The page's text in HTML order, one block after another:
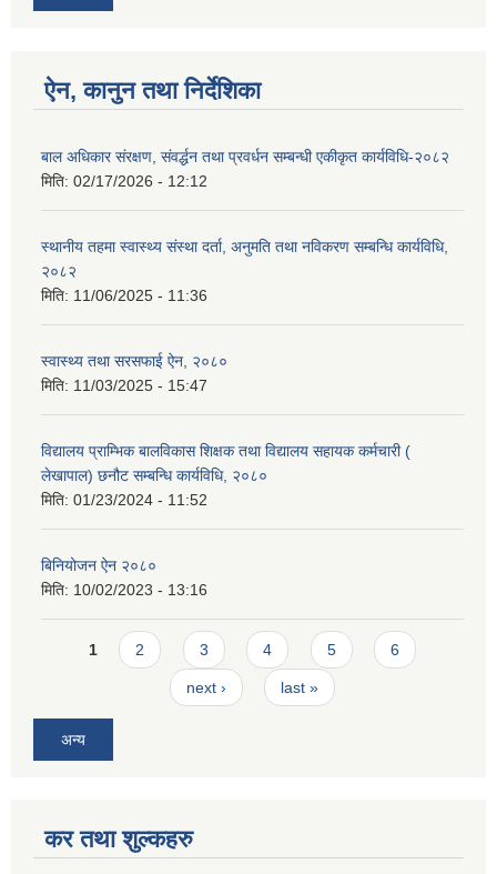
ऐन, कानुन तथा निर्देशिका
बाल अधिकार संरक्षण, संवर्द्धन तथा प्रवर्धन सम्बन्धी एकीकृत कार्यविधि-२०८२
मिति: 02/17/2026 - 12:12
स्थानीय तहमा स्वास्थ्य संस्था दर्ता, अनुमति तथा नविकरण सम्बन्धि कार्यविधि,
२०८२
मिति: 11/06/2025 - 11:36
स्वास्थ्य तथा सरसफाई ऐन, २०८०
मिति: 11/03/2025 - 15:47
विद्यालय प्राम्भिक बालविकास शिक्षक तथा विद्यालय सहायक कर्मचारी (
लेखापाल) छनौट सम्बन्धि कार्यविधि, २०८०
मिति: 01/23/2024 - 11:52
बिनियोजन ऐन २०८०
मिति: 10/02/2023 - 13:16
Pages
1 2 3 4 5 6
next › last »
अन्य
कर तथा शुल्कहरु